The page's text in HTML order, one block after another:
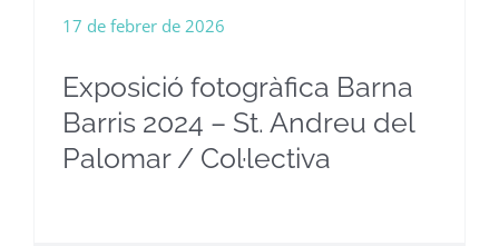
Exposició fotogràfica Barna
Barris 2024 – St. Andreu del
Palomar / Col·lectiva
17 de febrer de 2026